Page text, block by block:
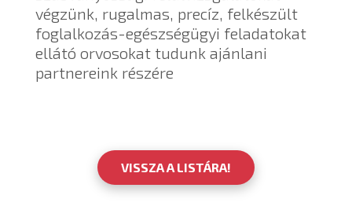
végzünk, rugalmas, precíz, felkészült
foglalkozás-egészségügyi feladatokat
ellátó orvosokat tudunk ajánlani
partnereink részére
VISSZA A LISTÁRA!